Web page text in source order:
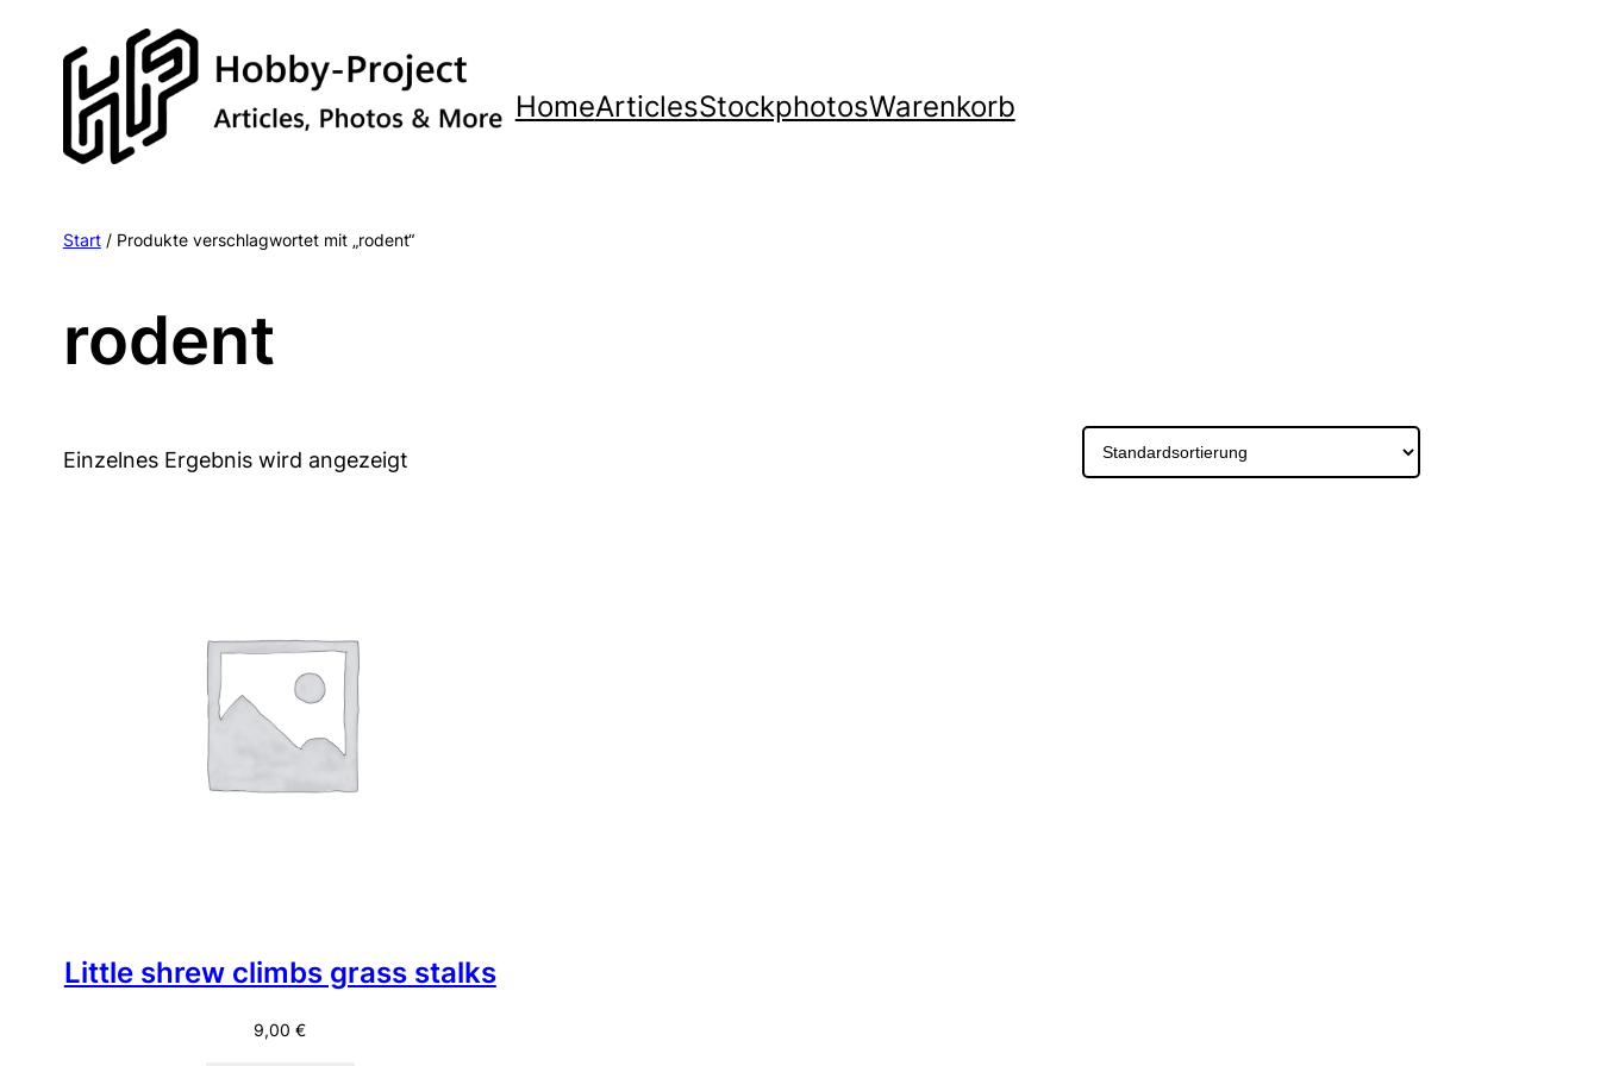
Inhalt
springen
HomeArticlesStockphotosWarenkorb
Start/ Produkte verschlagwortet mit „rodent“
rodent
Einzelnes Ergebnis wird angezeigt
Little shrew climbs grass stalks
9,00€